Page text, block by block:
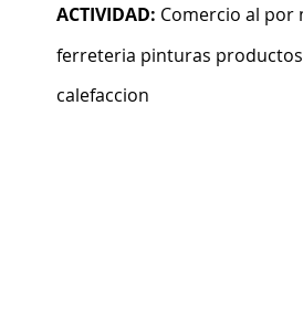
ACTIVIDAD: Comercio al por
ferreteria pinturas
calefaccion